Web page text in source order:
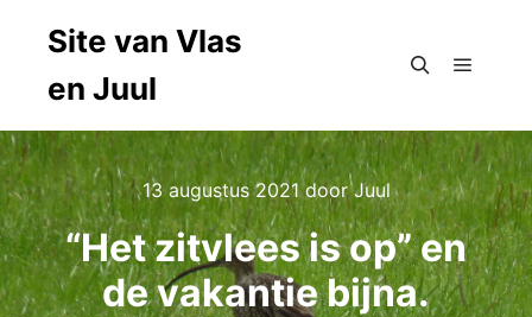
Site van Vlas
en Juul
13 augustus 2021doorJuul
“Het zitvlees is op” en
de vakantie bijna.